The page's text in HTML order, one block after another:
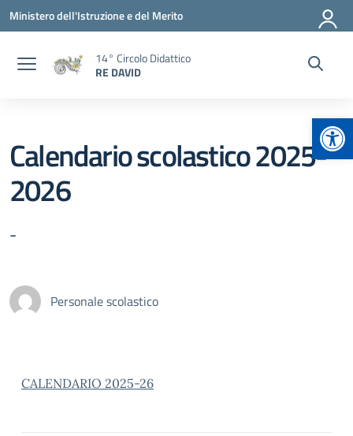
Vai ai contenuti
Vai al menu di navigazione
Vai al footer
Ministero dell'Istruzione e del Merito
14° Circolo Didattico
RE DAVID
Calendario scolastico 2025-
2026
-
Personale scolastico
CALENDARIO 2025-26